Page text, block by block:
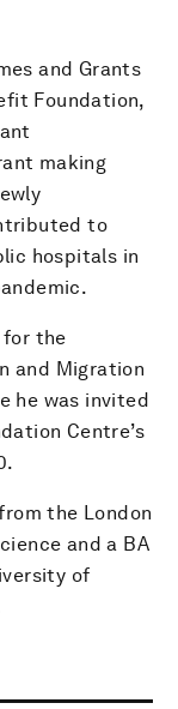
and Grants
Foundation,
making
to
hospitals in
for the
and Migration
he was invited
Centre’s
the London
and a BA
of